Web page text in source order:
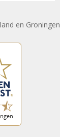
en Groningen